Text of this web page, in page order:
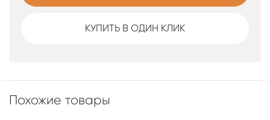
КУПИТЬ В ОДИН КЛИК
Похожие товары